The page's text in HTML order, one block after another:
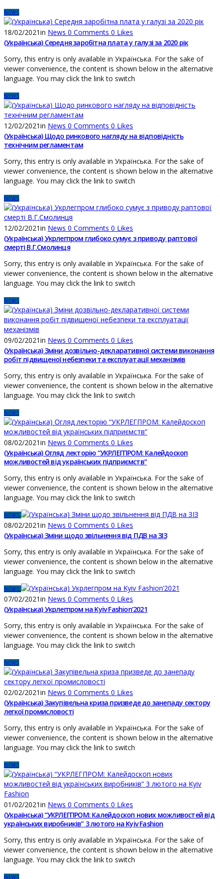
NEWS
18/02/2021in News 0 Comments 0 Likes
(Українська) Середня заробітна плата у галузі за 2020 рік
Sorry, this entry is only available in Українська. For the sake of
viewer convenience, the content is shown below in the alternative
language. You may click the link to switch
NEWS
12/02/2021in News 0 Comments 0 Likes
(Українська) Щодо ринкового нагляду на відповідність
технічним регламентам
Sorry, this entry is only available in Українська. For the sake of
viewer convenience, the content is shown below in the alternative
language. You may click the link to switch
NEWS
12/02/2021in News 0 Comments 0 Likes
(Українська) Укрлегпром глибоко сумує з приводу раптової
смерті В.Г.Смолинця
Sorry, this entry is only available in Українська. For the sake of
viewer convenience, the content is shown below in the alternative
language. You may click the link to switch
NEWS
09/02/2021in News 0 Comments 0 Likes
(Українська) Зміни дозвільно-декларативної системи виконання
робіт підвищеної небезпеки та експлуатації механізмів
Sorry, this entry is only available in Українська. For the sake of
viewer convenience, the content is shown below in the alternative
language. You may click the link to switch
NEWS
08/02/2021in News 0 Comments 0 Likes
(Українська) Огляд лекторію “УКРЛЕГПРОМ: Калейдоскоп
можливостей від українських підприємств”
Sorry, this entry is only available in Українська. For the sake of
viewer convenience, the content is shown below in the alternative
language. You may click the link to switch
NEWS
08/02/2021in News 0 Comments 0 Likes
(Українська) Зміни щодо звільнення від ПДВ на ЗІЗ
Sorry, this entry is only available in Українська. For the sake of
viewer convenience, the content is shown below in the alternative
language. You may click the link to switch
NEWS
07/02/2021in News 0 Comments 0 Likes
(Українська) Укрлегпром на Kyiv Fashion’2021
Sorry, this entry is only available in Українська. For the sake of
viewer convenience, the content is shown below in the alternative
language. You may click the link to switch
NEWS
02/02/2021in News 0 Comments 0 Likes
(Українська) Закупівельна криза призведе до занепаду сектору
легкої промисловості
Sorry, this entry is only available in Українська. For the sake of
viewer convenience, the content is shown below in the alternative
language. You may click the link to switch
NEWS
01/02/2021in News 0 Comments 0 Likes
(Українська) “УКРЛЕГПРОМ: Калейдоскоп нових можливостей від
українських виробників” 3 лютого на Kyiv Fashion
Sorry, this entry is only available in Українська. For the sake of
viewer convenience, the content is shown below in the alternative
language. You may click the link to switch
NEWS